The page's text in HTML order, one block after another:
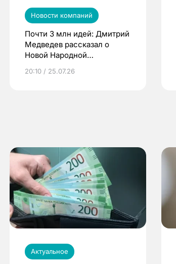
Новости компаний
Почти 3 млн идей: Дмитрий
Медведев рассказал о
Новой Народной
20:10 / 25.07.26
Актуальное